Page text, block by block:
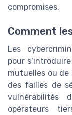
compromises.
Comment
Les
pour
mutuelles ou
des failles de
vulnérabilités
opérateurs